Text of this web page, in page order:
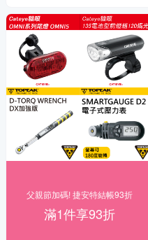
父親節加碼! 捷安特結帳93折
滿1件享93折